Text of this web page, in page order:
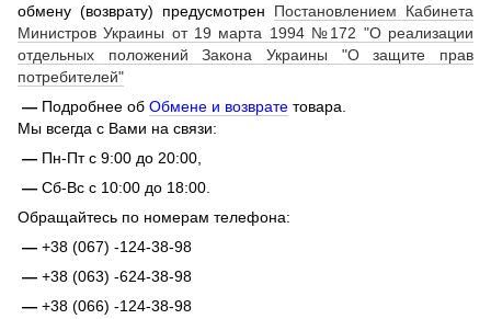
обмену (возврату) предусмотрен Постановлением Кабинета
Министров Украины от 19 марта 1994 №172 "О реализации
отдельных положений Закона Украины "О защите прав
потребителей"
— Подробнее об Обмене и возврате товара.
Мы всегда с Вами на связи:
— Пн-Пт с 9:00 до 20:00,
— Сб-Вс с 10:00 до 18:00.
Обращайтесь по номерам телефона:
— +38 (067) -124-38-98
— +38 (063) -624-38-98
— +38 (066) -124-38-98